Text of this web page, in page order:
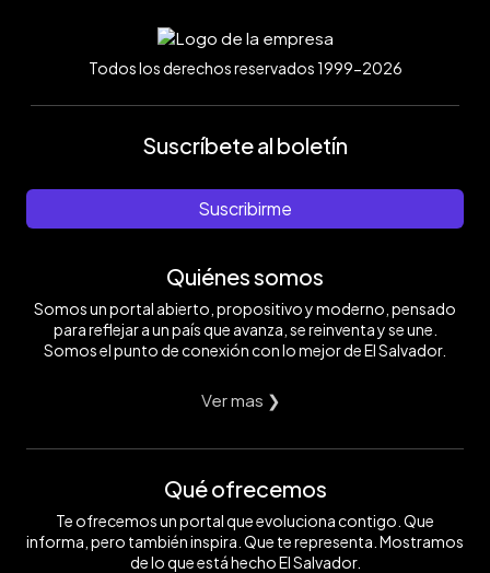
Todos los derechos reservados 1999-2026
Suscríbete al boletín
Suscribirme
Quiénes somos
Somos un portal abierto, propositivo y moderno, pensado
para reflejar a un país que avanza, se reinventa y se une.
Somos el punto de conexión con lo mejor de El Salvador.
Ver mas ❯
Qué ofrecemos
Te ofrecemos un portal que evoluciona contigo. Que
informa, pero también inspira. Que te representa. Mostramos
de lo que está hecho El Salvador.